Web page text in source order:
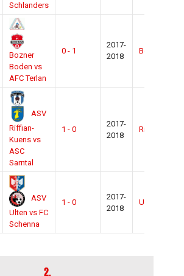
Schlanders
Bozner
Boden vs
AFC Terlan
0 - 1
2017-
2018
Bozen
ASV
Riffian-
Kuens vs
ASC
Sarntal
1 - 0
2017-
2018
Riffian
ASV
Ulten vs FC
Schenna
1 - 0
2017-
2018
Ulten
2.